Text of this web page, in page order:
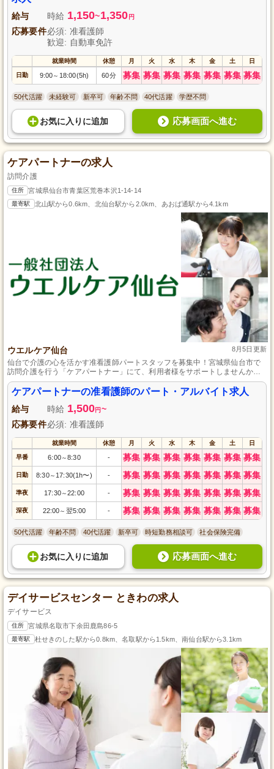
給与 時給 1,150~1,350 円
応募要件必須: 准看護師
歓迎: 自動車免許
就業時間 休憩 月 火 水 木 金 土 日
日勤 9:00～ 18:00(5h) 60分 募集 募集 募集 募集 募集 募集 募集
50代活躍 未経験可 新卒可 年齢不問 40代活躍 学歴不問
お気に入り に追加 応募画面へ進む
ケアパートナーの求人
訪問介護
住所 宮城県仙台市青葉区荒巻本沢1-14-14
最寄駅 北山駅から0.6km、北仙台駅から2.0km、あおば通駅から4.1km
ウエルケア仙台 8月5日更新
仙台で介護の心を活かす准看護師パートスタッフを募集中！宮城県仙台市で
訪問介護を行う「ケアパートナー」にて、利用者様をサポートしませんか？
荒巻本沢の静かな住宅街で、あなたの優れた看護技術を活かし、安心して過
ごせる環境を提供します。ライフスタイルに合わせた柔軟な働き方が可能
で、未経験の方も丁寧な指導で安心スタート。地域社会に貢献するやりがい
のある仕事を、一緒に始めましょう！
ケアパートナーの准看護師のパート・アルバイト求人
給与 時給 1,500円 ~
応募要件必須: 准看護師
就業時間 休憩 月 火 水 木 金 土 日
早番 6:00～8:30 - 募集 募集 募集 募集 募集 募集 募集
日勤 8:30～ 17:30(1h〜) - 募集 募集 募集 募集 募集 募集 募集
準夜 17:30～22:00 - 募集 募集 募集 募集 募集 募集 募集
深夜 22:00～ 翌5:00 - 募集 募集 募集 募集 募集 募集 募集
50代活躍 年齢不問 40代活躍 新卒可 時短勤務相談可 社会保険完備
お気に入り に追加 応募画面へ進む
デイサービスセンター ときわの求人
デイサービス
住所 宮城県名取市下余田鹿島86-5
最寄駅 杜せきのした駅から0.8km、名取駅から1.5km、南仙台駅から3.1km